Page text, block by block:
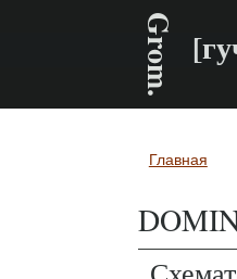
Grom.
Вы здесь
Главная